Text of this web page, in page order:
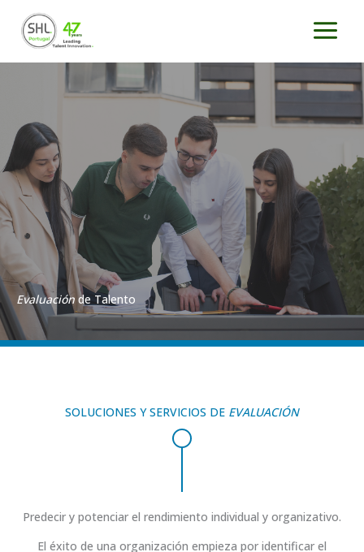
contenido
Evaluación de Talento
SOLUCIONES Y SERVICIOS DE EVALUACIÓN
Predecir y potenciar el rendimiento individual y organizativo.
El éxito de una organización empieza por identificar el